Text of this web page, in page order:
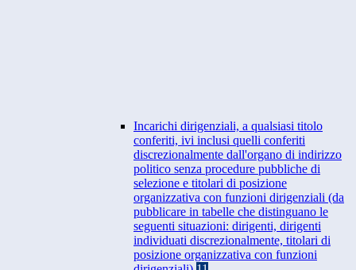
Incarichi dirigenziali, a qualsiasi titolo
conferiti, ivi inclusi quelli conferiti
discrezionalmente dall'organo di indirizzo
politico senza procedure pubbliche di
selezione e titolari di posizione
organizzativa con funzioni dirigenziali (da
pubblicare in tabelle che distinguano le
seguenti situazioni: dirigenti, dirigenti
individuati discrezionalmente, titolari di
posizione organizzativa con funzioni